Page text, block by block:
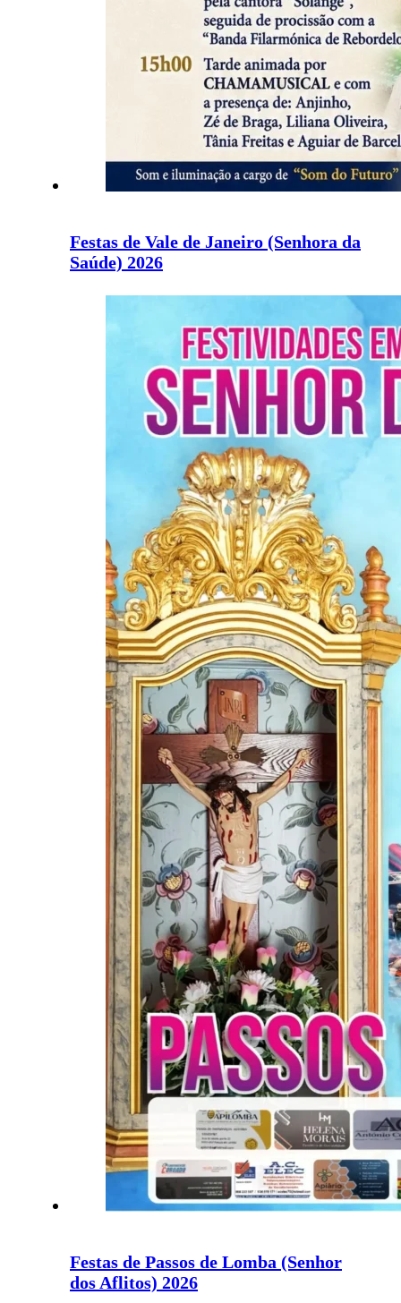
Festas de Vale de Janeiro (Senhora da
Saúde) 2026
Festas de Passos de Lomba (Senhor
dos Aflitos) 2026